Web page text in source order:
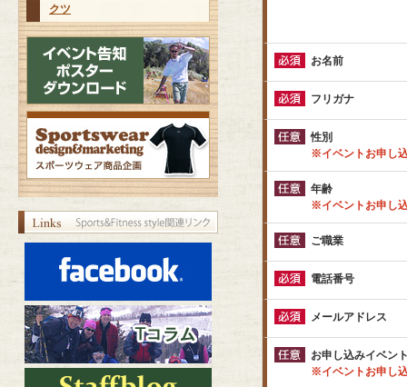
クツ
お名前
フリガナ
性別
※イベントお申し
年齢
※イベントお申し
ご職業
電話番号
メールアドレス
お申し込みイベン
※イベントお申し